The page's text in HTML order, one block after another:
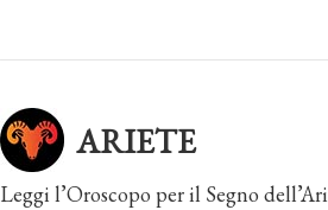
ARIETE
Leggi l’Oroscopo per il Segno